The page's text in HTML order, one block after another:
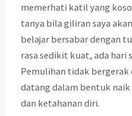
memerhati katil yang
tanya bila giliran saya
belajar bersabar dengan
rasa sedikit kuat, ada hari
Pemulihan tidak bergerak
datang dalam bentuk
dan ketahanan diri.